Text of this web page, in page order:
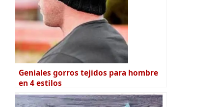
Geniales gorros tejidos para hombre
en 4 estilos